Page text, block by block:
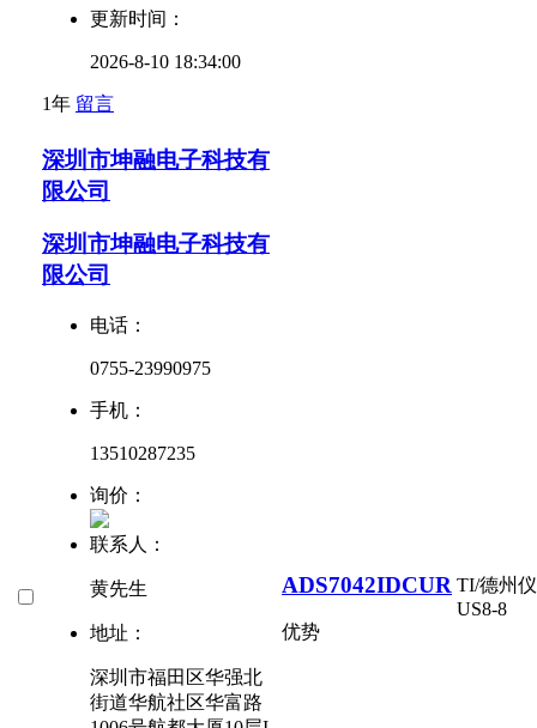
更新时间：
2026-8-10 18:34:00
1年 留言
深圳市坤融电子科技有
限公司
深圳市坤融电子科技有
限公司
电话：
0755-23990975
手机：
13510287235
询价：
联系人：
黄先生
地址：
深圳市福田区华强北
街道华航社区华富路
ADS7042IDCUR
优势
TI/德州
US8-8